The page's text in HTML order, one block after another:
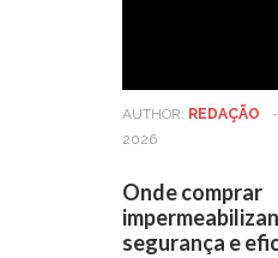
AUTHOR: REDAÇÃO -
2026
Onde comprar
segurança e